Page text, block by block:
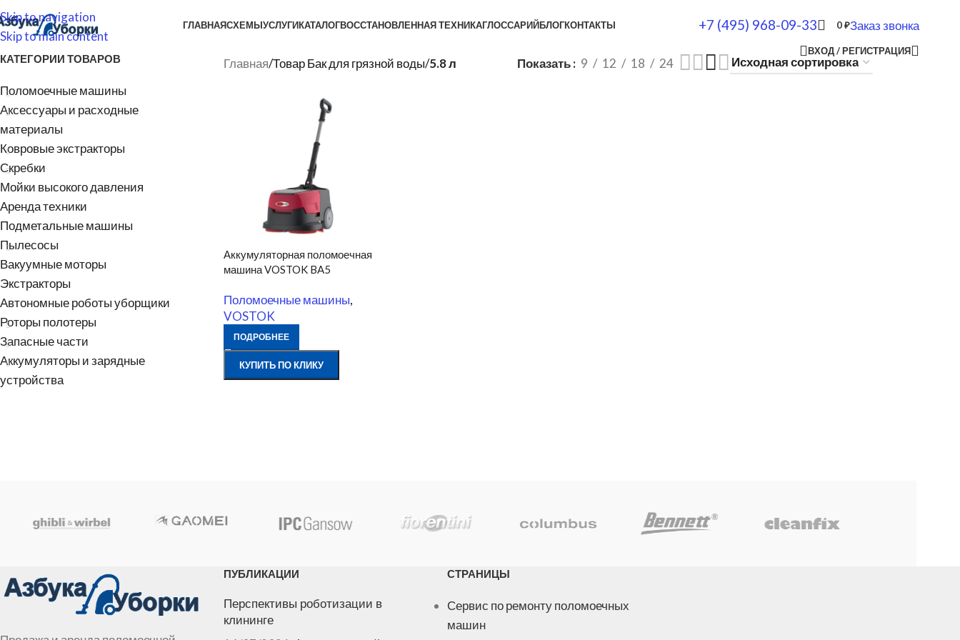
Skip to navigation
Skip to main content
ГЛАВНАЯСХЕМЫУСЛУГИКАТАЛОГВОССТАНОВЛЕННАЯ ТЕХНИКАГЛОССАРИЙБЛОГКОНТАКТЫ +7 (495) 968-09-33 0₽Заказ звонка
ВХОД / РЕГИСТРАЦИЯ
КАТЕГОРИИ ТОВАРОВ
Поломоечные машины
Аксессуары и расходные
материалы
Ковровые экстракторы
Скребки
Мойки высокого давления
Аренда техники
Подметальные машины
Пылесосы
Вакуумные моторы
Экстракторы
Автономные роботы уборщики
Роторы полотеры
Запасные части
Аккумуляторы и зарядные
устройства
Главная/Товар Бак для грязной воды/5.8 л Показать 9 12 18 24
Аккумуляторная поломоечная
машина VOSTOK BA5
Поломоечные машины,
VOSTOK
ПОДРОБНЕЕ
КУПИТЬ ПО КЛИКУ
ПУБЛИКАЦИИ
Перспективы роботизации в
клининге
СТРАНИЦЫ
Сервис по ремонту поломоечных
машин